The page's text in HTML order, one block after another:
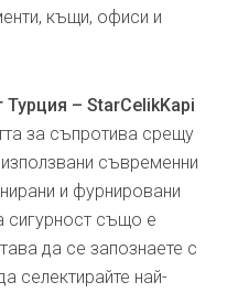
къщи, офиси и
Турция – StarCelikKapi
за съпротива срещу
съвременни
и фурнировани
сигурност също е
да се запознаете с
селектирайте най-